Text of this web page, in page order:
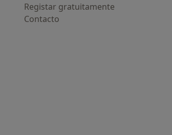
Registar gratuitamente
Contacto